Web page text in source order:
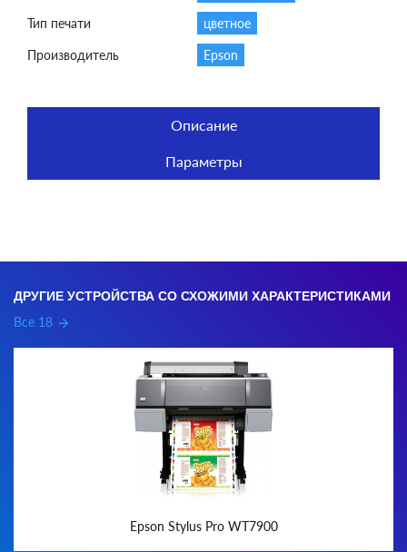
Описание
Параметры
Тип печати цветное
Производитель Epson
ДРУГИЕ УСТРОЙСТВА СО СХОЖИМИ ХАРАКТЕРИСТИКАМИ
Все 18 arrow_forward
Epson Stylus Pro WT7900